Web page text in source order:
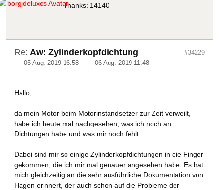
Thanks: 14140
Re: Aw: Zylinderkopfdichtung
05 Aug. 2019 16:58 - 06 Aug. 2019 11:48
#34229
Hallo,
da mein Motor beim Motorinstandsetzer zur Zeit verweilt,
habe ich heute mal nachgesehen, was ich noch an
Dichtungen habe und was mir noch fehlt.
Dabei sind mir so einige Zylinderkopfdichtungen in die Finger
gekommen, die ich mir mal genauer angesehen habe. Es hat
mich gleichzeitig an die sehr ausführliche Dokumentation von
Hagen erinnert, der auch schon auf die Probleme der